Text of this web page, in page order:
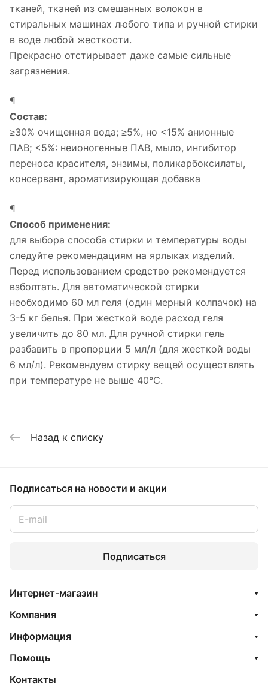
тканей, тканей из смешанных волокон в
стиральных машинах любого типа и ручной стирки
в воде любой жесткости.
Прекрасно отстирывает даже самые сильные
загрязнения.
¶
Состав:
≥30% очищенная вода; ≥5%, но <15% анионные
ПАВ; <5%: неионогенные ПАВ, мыло, ингибитор
переноса красителя, энзимы, поликарбоксилаты,
консервант, ароматизирующая добавка
¶
Способ применения:
для выбора способа стирки и температуры воды
следуйте рекомендациям на ярлыках изделий.
Перед использованием средство рекомендуется
взболтать. Для автоматической стирки
необходимо 60 мл геля (один мерный колпачок) на
3-5 кг белья. При жесткой воде расход геля
увеличить до 80 мл. Для ручной стирки гель
разбавить в пропорции 5 мл/л (для жесткой воды
6 мл/л). Рекомендуем стирку вещей осуществлять
при температуре не выше 40°С.
Назад к списку
Подписаться на новости и акции
Подписаться
Интернет-магазин
Компания
Информация
Помощь
Контакты